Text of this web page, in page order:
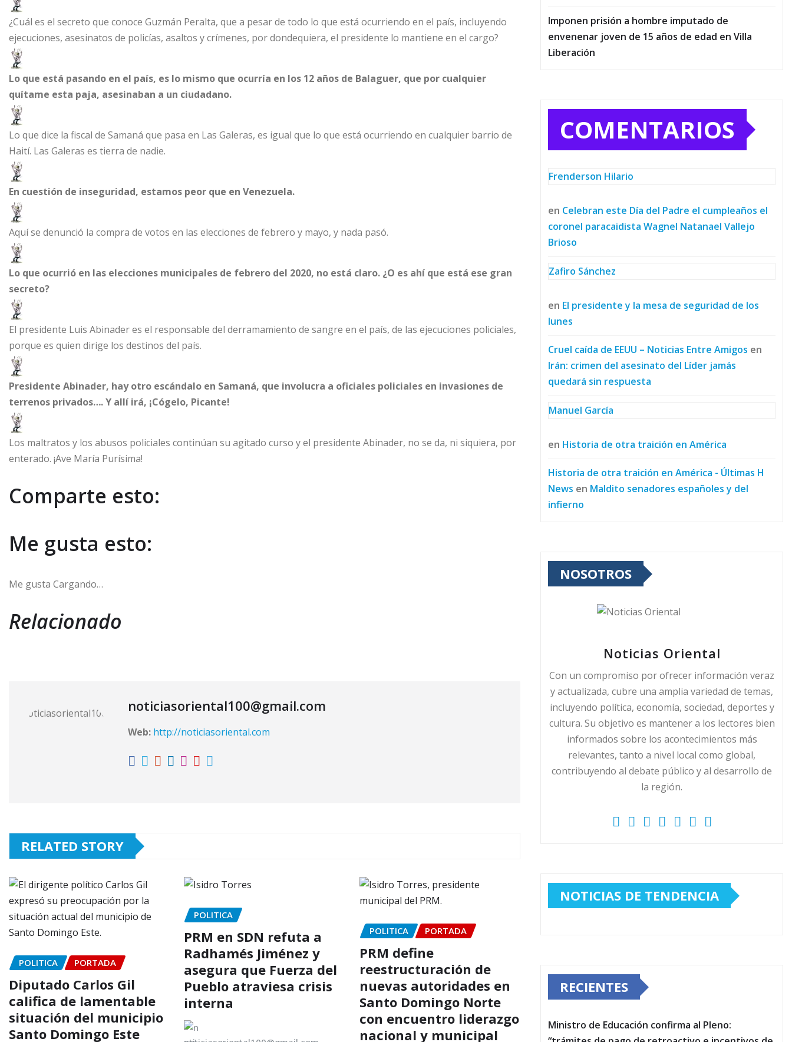
¿Cuál es el secreto que conoce Guzmán Peralta, que a pesar de todo lo que está ocurriendo en el país, incluyendo
ejecuciones, asesinatos de policías, asaltos y crímenes, por dondequiera, el presidente lo mantiene en el cargo?
Lo que está pasando en el país, es lo mismo que ocurría en los 12 años de Balaguer, que por cualquier
quítame esta paja, asesinaban a un ciudadano.
Lo que dice la fiscal de Samaná que pasa en Las Galeras, es igual que lo que está ocurriendo en cualquier barrio de
Haití. Las Galeras es tierra de nadie.
En cuestión de inseguridad, estamos peor que en Venezuela.
Aquí se denunció la compra de votos en las elecciones de febrero y mayo, y nada pasó.
Lo que ocurrió en las elecciones municipales de febrero del 2020, no está claro. ¿O es ahí que está ese gran
secreto?
El presidente Luis Abinader es el responsable del derramamiento de sangre en el país, de las ejecuciones policiales,
porque es quien dirige los destinos del país.
Presidente Abinader, hay otro escándalo en Samaná, que involucra a oficiales policiales en invasiones de
terrenos privados…. Y allí irá, ¡Cógelo, Picante!
Los maltratos y los abusos policiales continúan su agitado curso y el presidente Abinader, no se da, ni siquiera, por
enterado. ¡Ave María Purísima!
Comparte esto:
Me gusta esto:
Me gusta Cargando…
Relacionado
noticiasoriental100@gmail.com
Web: http://noticiasoriental.com
RELATED STORY
POLITICA PORTADA
Diputado Carlos Gil
califica de lamentable
situación del municipio
Santo Domingo Este
POLITICA
PRM en SDN refuta a
Radhamés Jiménez y
asegura que Fuerza del
Pueblo atraviesa crisis
interna
POLITICA PORTADA
PRM define
reestructuración de
nuevas autoridades en
Santo Domingo Norte
con encuentro liderazgo
nacional y municipal
Imponen prisión a hombre imputado de
envenenar joven de 15 años de edad en Villa
Liberación
COMENTARIOS
Frenderson Hilario
en Celebran este Día del Padre el cumpleaños el
coronel paracaidista Wagnel Natanael Vallejo
Brioso
Zafiro Sánchez
en El presidente y la mesa de seguridad de los
lunes
Cruel caída de EEUU – Noticias Entre Amigos en
Irán: crimen del asesinato del Líder jamás
quedará sin respuesta
Manuel García
en Historia de otra traición en América
Historia de otra traición en América - Últimas H
News en Maldito senadores españoles y del
infierno
NOSOTROS
Noticias Oriental
Con un compromiso por ofrecer información veraz
y actualizada, cubre una amplia variedad de temas,
incluyendo política, economía, sociedad, deportes y
cultura. Su objetivo es mantener a los lectores bien
informados sobre los acontecimientos más
relevantes, tanto a nivel local como global,
contribuyendo al debate público y al desarrollo de
la región.
NOTICIAS DE TENDENCIA
RECIENTES
Ministro de Educación confirma al Pleno: